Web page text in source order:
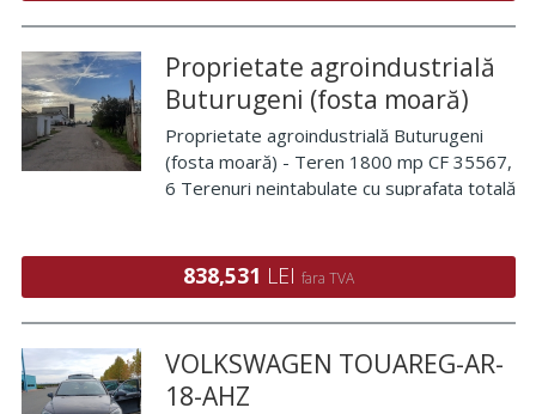
Proprietate agroindustrială
Buturugeni (fosta moară)
Proprietate agroindustrială Buturugeni
(fosta moară) - Teren 1800 mp CF 35567,
6 Terenuri neintabulate cu suprafața totală
Buturugeni, jud Giurgiu, împreună
838,531 LEI fara TVA
VOLKSWAGEN TOUAREG-AR-
18-AHZ